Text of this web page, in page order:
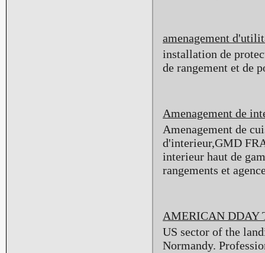
amenagement
installation de
de rangement et de
Amenagement de
Amenagement de
d'interieur,GMD
interieur haut de
rangements et
AMERICAN DDAY
US sector of the
Normandy.